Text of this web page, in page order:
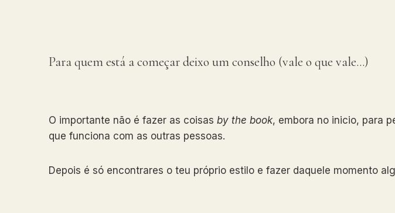
Para quem está a começar deixo um conselho (vale o que vale…)
O importante não é fazer as coisas by the book, embora no inicio, para
que funciona com as outras pessoas.
Depois é só encontrares o teu próprio estilo e fazer daquele momento